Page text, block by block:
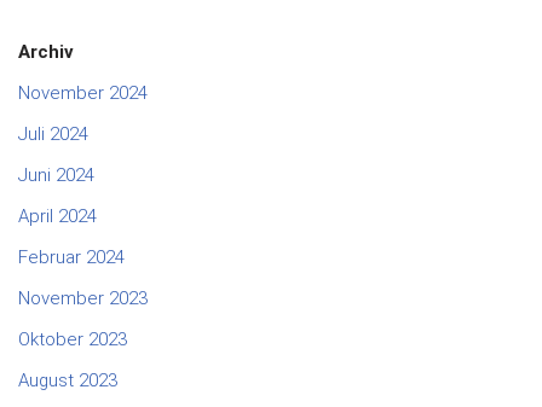
Archiv
November 2024
Juli 2024
Juni 2024
April 2024
Februar 2024
November 2023
Oktober 2023
August 2023